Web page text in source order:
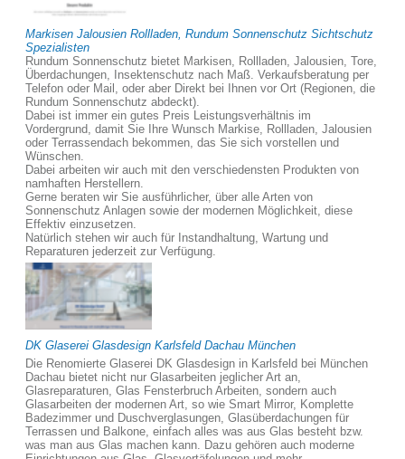
Markisen Jalousien Rollladen, Rundum Sonnenschutz Sichtschutz
Spezialisten
Rundum Sonnenschutz bietet Markisen, Rollladen, Jalousien, Tore,
Überdachungen, Insektenschutz nach Maß. Verkaufsberatung per
Telefon oder Mail, oder aber Direkt bei Ihnen vor Ort (Regionen, die
Rundum Sonnenschutz abdeckt).
Dabei ist immer ein gutes Preis Leistungsverhältnis im
Vordergrund, damit Sie Ihre Wunsch Markise, Rollladen, Jalousien
oder Terrassendach bekommen, das Sie sich vorstellen und
Wünschen.
Dabei arbeiten wir auch mit den verschiedensten Produkten von
namhaften Herstellern.
Gerne beraten wir Sie ausführlicher, über alle Arten von
Sonnenschutz Anlagen sowie der modernen Möglichkeit, diese
Effektiv einzusetzen.
Natürlich stehen wir auch für Instandhaltung, Wartung und
Reparaturen jederzeit zur Verfügung.
DK Glaserei Glasdesign Karlsfeld Dachau München
Die Renomierte Glaserei DK Glasdesign in Karlsfeld bei München
Dachau bietet nicht nur Glasarbeiten jeglicher Art an,
Glasreparaturen, Glas Fensterbruch Arbeiten, sondern auch
Glasarbeiten der modernen Art, so wie Smart Mirror, Komplette
Badezimmer und Duschverglasungen, Glasüberdachungen für
Terrassen und Balkone, einfach alles was aus Glas besteht bzw.
was man aus Glas machen kann. Dazu gehören auch moderne